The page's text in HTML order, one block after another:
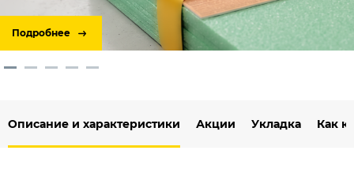
Подробнее
Описание и характеристики Акции Укладка Как